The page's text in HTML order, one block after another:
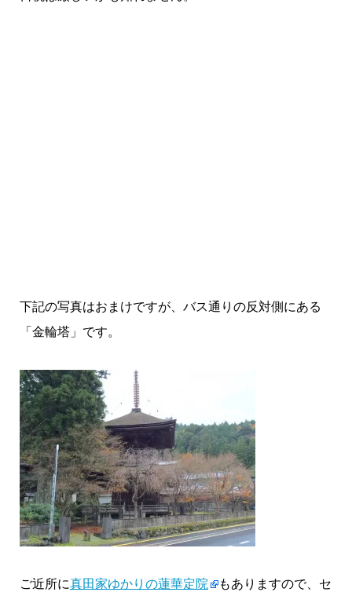
下記の写真はおまけですが、バス通りの反対側にある
「金輪塔」です。
ご近所に真田家ゆかりの蓮華定院
もありますので、セ